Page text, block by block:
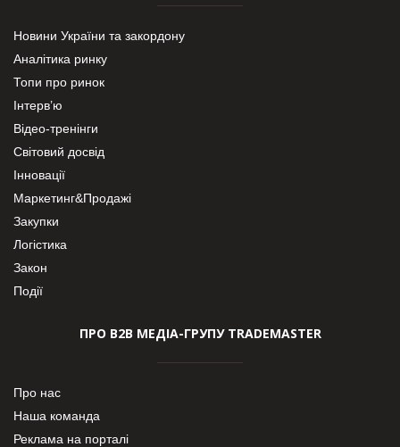
Новини України та закордону
Аналітика ринку
Топи про ринок
Інтерв’ю
Відео-тренінги
Світовий досвід
Інновації
Маркетинг&Продажі
Закупки
Логістика
Закон
Події
ПРО В2В МЕДІА-ГРУПУ TRADEMASTER
Про нас
Наша команда
Реклама на порталі